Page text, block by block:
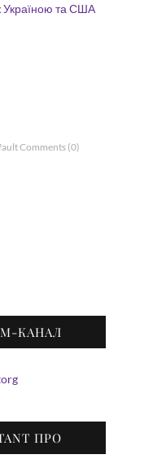
Україною та США
Comments (0)
КАНАЛ
ПРО